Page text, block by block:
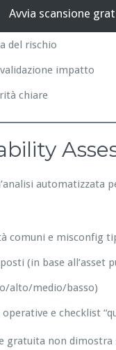
Avvia scansione
del rischio
impatto
chiare
automatizzata
comuni e misconfig
(in base all’asset
alto/medio/basso)
e checklist
gratuita non dimostra